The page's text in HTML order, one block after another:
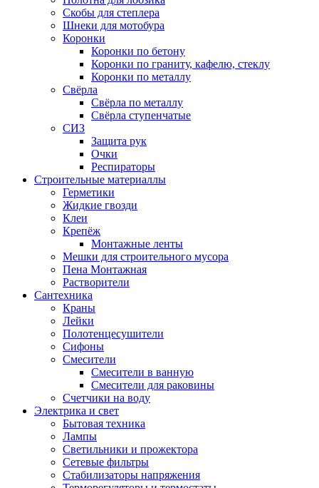
Скобы для степлера
Шнеки для мотобура
Коронки
Коронки по бетону
Коронки по граниту, кафелю, стеклу
Коронки по металлу
Свёрла
Свёрла по металлу
Свёрла ступенчатые
СИЗ
Защита рук
Очки
Респираторы
Строительные материаллы
Герметики
Жидкие гвозди
Клеи
Крепёж
Монтажные ленты
Мешки для строительного мусора
Пена Монтажная
Растворители
Сантехника
Краны
Лейки
Полотенцесушители
Сифоны
Смесители
Смесители в ванную
Смесители для раковины
Счетчики на воду
Электрика и свет
Бытовая техника
Лампы
Светильники и прожектора
Сетевые фильтры
Стабилизаторы напряжения